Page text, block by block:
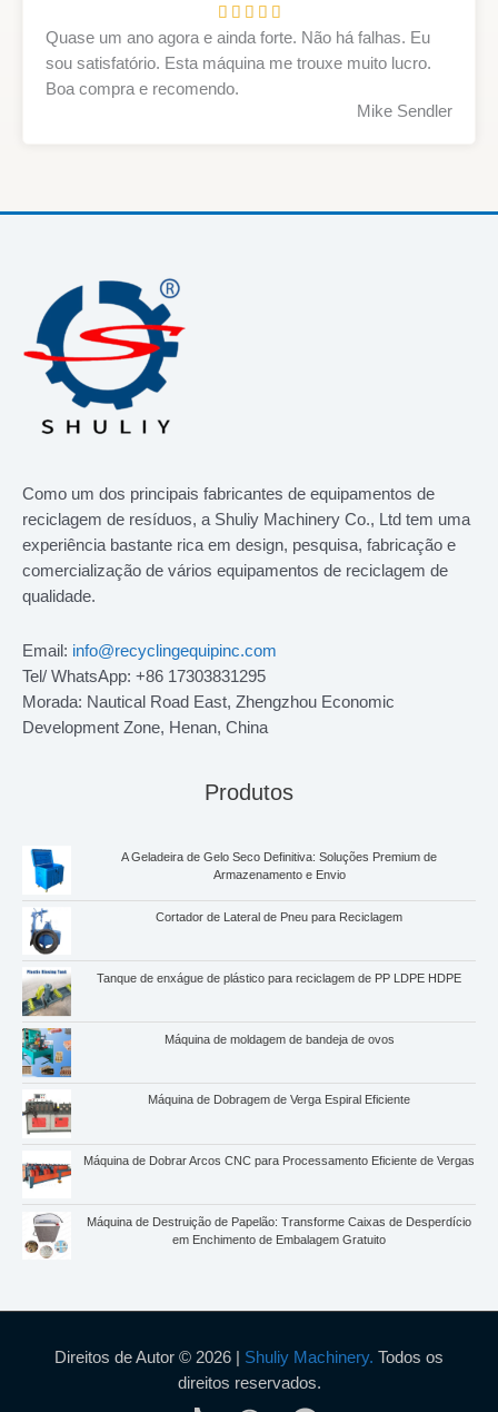
    A
v
a
e
Quase um ano agora e ainda forte. Não há falhas. Eu
sou satisfatório. Esta máquina me trouxe muito lucro.
Boa compra e recomendo.
Mike Sendler
Como um dos principais fabricantes de equipamentos de
reciclagem de resíduos, a Shuliy Machinery Co., Ltd tem uma
experiência bastante rica em design, pesquisa, fabricação e
comercialização de vários equipamentos de reciclagem de
qualidade.
Email: info@recyclingequipinc.com
Tel/ WhatsApp: +86 17303831295
Morada: Nautical Road East, Zhengzhou Economic
Development Zone, Henan, China
Produtos
A Geladeira de Gelo Seco Definitiva: Soluções Premium de
Armazenamento e Envio
Cortador de Lateral de Pneu para Reciclagem
Tanque de enxágue de plástico para reciclagem de PP LDPE HDPE
Máquina de moldagem de bandeja de ovos
Máquina de Dobragem de Verga Espiral Eficiente
Máquina de Dobrar Arcos CNC para Processamento Eficiente de Vergas
Máquina de Destruição de Papelão: Transforme Caixas de Desperdício
em Enchimento de Embalagem Gratuito
Direitos de Autor © 2026 | Shuliy Machinery. Todos os
direitos reservados.